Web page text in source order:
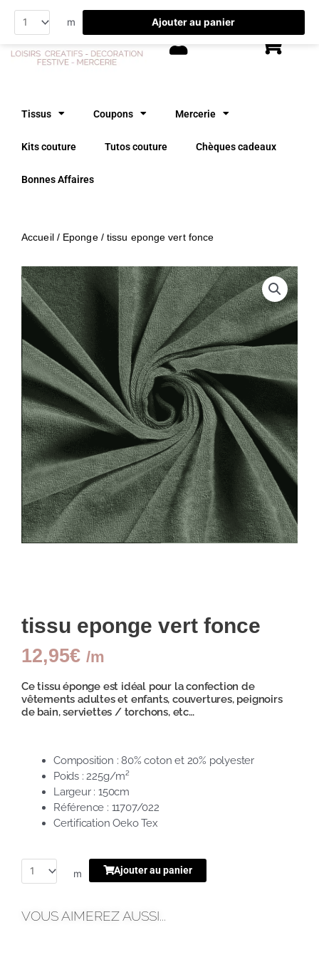
contenu
Tissus Coupons Mercerie
Kits couture Tutos couture Chèques cadeaux
Bonnes Affaires
Accueil/ Eponge/ tissu eponge vert fonce
tissu eponge vert fonce
12,95€ /m
Ce tissu éponge est idéal pour la confection de
vêtements adultes et enfants, couvertures, peignoirs
de bain, serviettes / torchons, etc…
Composition : 80% coton et 20% polyester
Poids : 225g/m²
Largeur : 150cm
Référence : 11707/022
Certification Oeko Tex
m Ajouter au panier
VOUS AIMEREZ AUSSI...
m Ajouter au panier